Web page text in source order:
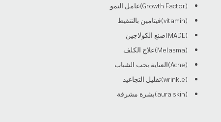
(Growth Factor)عامل النمو
(vitamin)فيتامين بالتنقيط
(MADE)صنع الكولاجين
(Melasma)علاج الكلف
(Acne)العناية بحب الشباب
(wrinkle)تقليل التجاعيد
(aura skin)بشرة مشرقة